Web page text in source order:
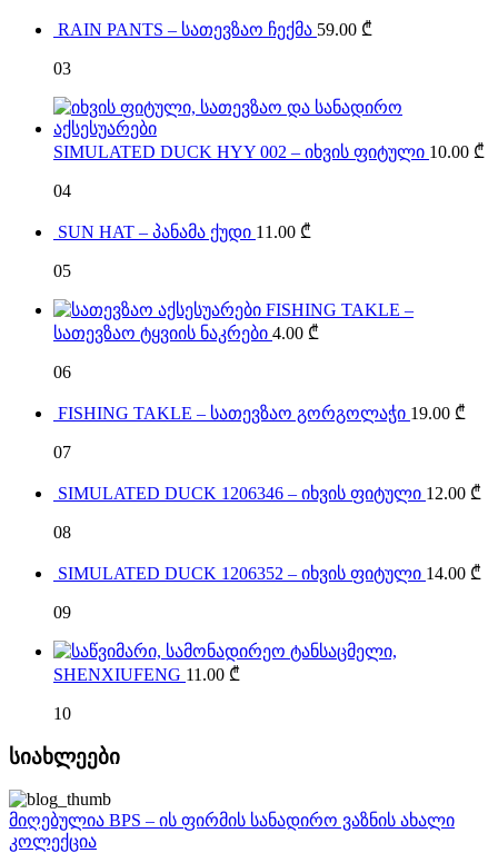
RAIN PANTS – სათევზაო ჩექმა 59.00 ₾
03
SIMULATED DUCK HYY 002 – იხვის ფიტული 10.00 ₾
04
SUN HAT – პანამა ქუდი 11.00 ₾
05
FISHING TAKLE –
სათევზაო ტყვიის ნაკრები 4.00 ₾
06
FISHING TAKLE – სათევზაო გორგოლაჭი 19.00 ₾
07
SIMULATED DUCK 1206346 – იხვის ფიტული 12.00 ₾
08
SIMULATED DUCK 1206352 – იხვის ფიტული 14.00 ₾
09
SHENXIUFENG 11.00 ₾
10
სიახლეები
მიღებულია BPS – ის ფირმის სანადირო ვაზნის ახალი
კოლექცია